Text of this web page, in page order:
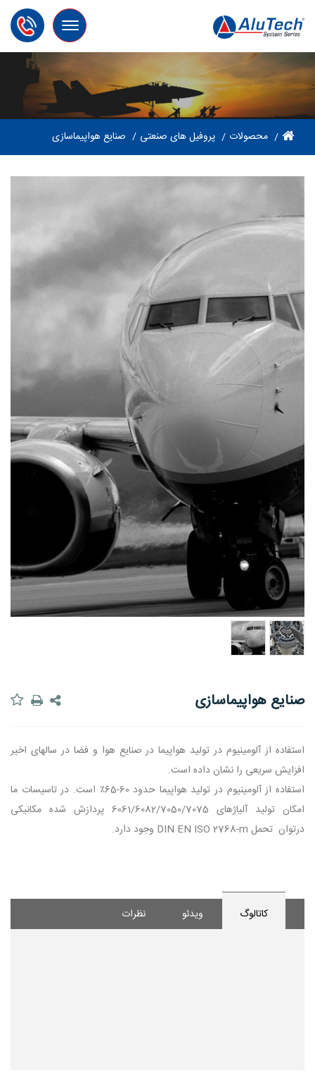
Toggle
navigation
محصولات پروفیل های صنعتی صنایع هواپیماسازی
صنایع هواپیماسازی
استفاده از آلومینیوم در تولید هواپیما در صنایع هوا و فضا در سالهای اخیر
افزایش سریعی را نشان داده است.
استفاده از آلومینیوم در تولید هواپیما حدود 60-65٪ است. در تاسیسات ما
امکان تولید آلیاژهای 6061/6082/7050/7075 پردازش شده مکانیکی
درتوان تحمل DIN EN ISO 2768-m وجود دارد.
کاتالوگ ویدئو نظرات